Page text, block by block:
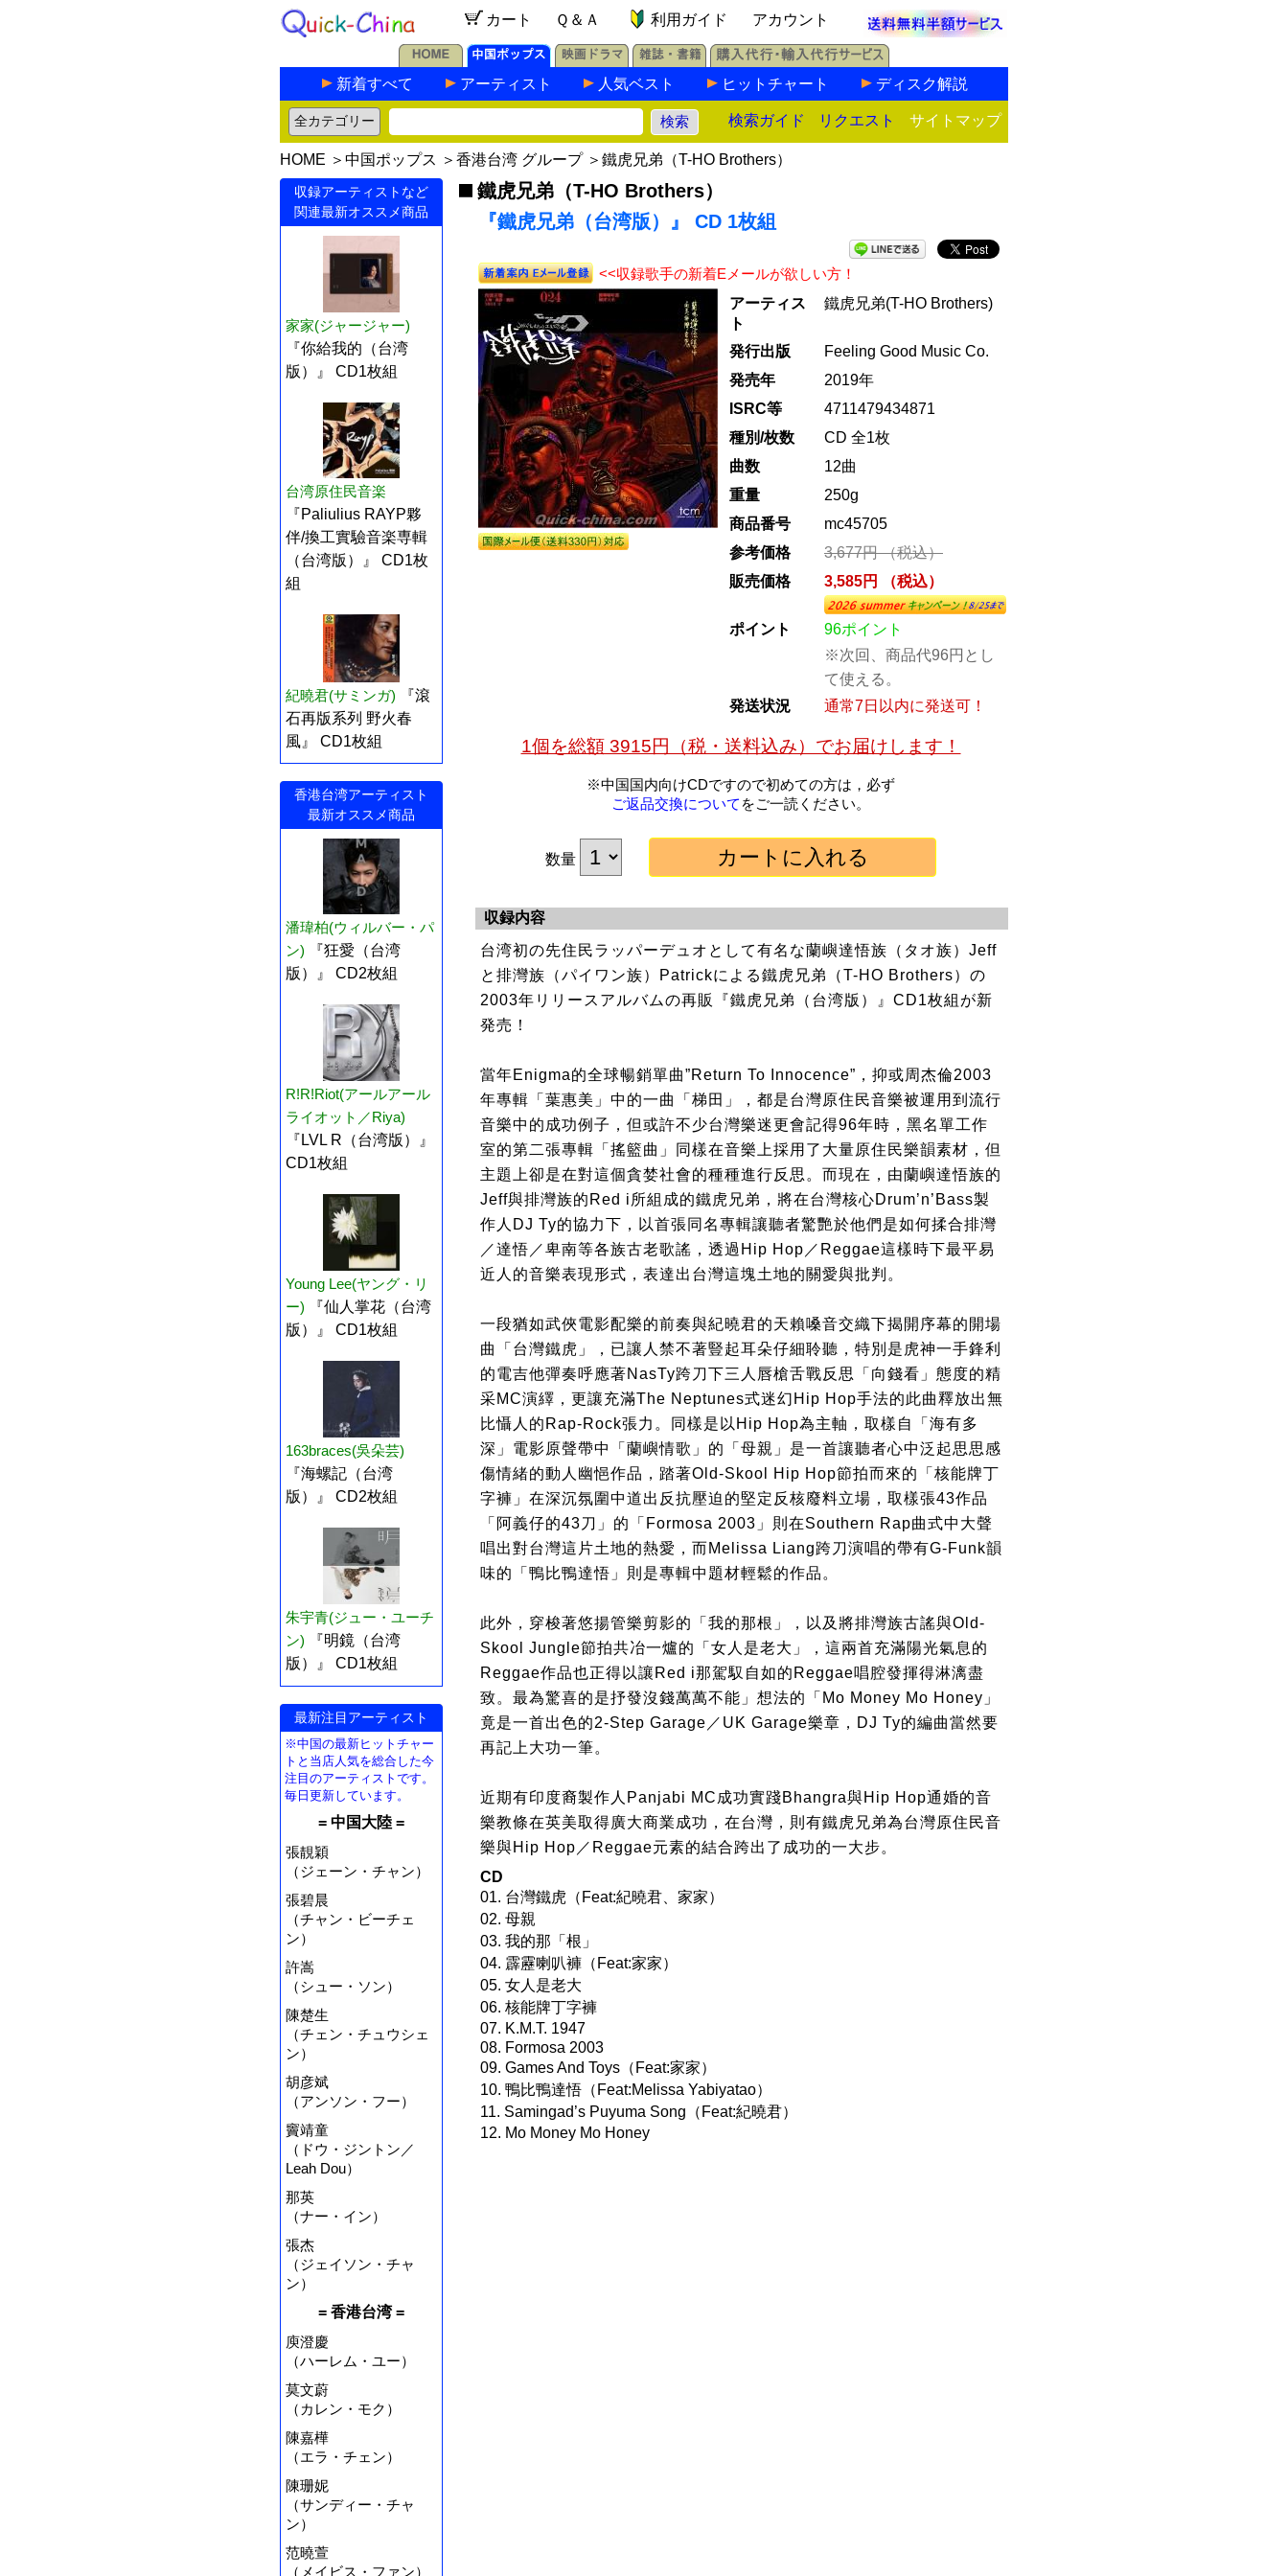
カート Ｑ＆Ａ 利用ガイド アカウント
新着すべて アーティスト 人気ベスト ヒットチャート ディスク解説
検索ガイド リクエスト サイトマップ
HOME ＞ 中国ポップス ＞ 香港台湾 グループ＞ 鐵虎兄弟（T-HO Brothers）
収録アーティストなど
関連最新オススメ商品
家家(ジャージャー)
『你給我的（台湾
版）』 CD1枚組
台湾原住民音楽
『Paliulius RAYP夥
伴/換工實驗音楽専輯
（台湾版）』 CD1枚
組
紀曉君(サミンガ)
『滾
石再版系列 野火春
風』 CD1枚組
香港台湾アーティスト
最新オススメ商品
潘瑋柏(ウィルバー・パ
ン)
『狂愛（台湾
版）』 CD2枚組
R!R!Riot(アールアール
ライオット／Riya)
『LVL R（台湾版）』
CD1枚組
Young Lee(ヤング・リ
ー)
『仙人掌花（台湾
版）』 CD1枚組
163braces(吳朵芸)
『海螺記（台湾
版）』 CD2枚組
朱宇青(ジュー・ユーチ
ン)
『明鏡（台湾
版）』 CD1枚組
最新注目アーティスト
※中国の最新ヒットチャー
トと当店人気を総合した今
注目のアーティストです。
毎日更新しています。
= 中国大陸 =
張靚穎
（ジェーン・チャン）
張碧晨
（チャン・ビーチェ
ン）
許嵩
（シュー・ソン）
陳楚生
（チェン・チュウシェ
ン）
胡彦斌
（アンソン・フー）
竇靖童
（ドウ・ジントン／
Leah Dou）
那英
（ナー・イン）
張杰
（ジェイソン・チャ
ン）
= 香港台湾 =
庾澄慶
（ハーレム・ユー）
莫文蔚
（カレン・モク）
陳嘉樺
（エラ・チェン）
陳珊妮
（サンディー・チャ
ン）
范曉萱
（メイビス・ファン）
鐵虎兄弟（T-HO Brothers）
『鐵虎兄弟（台湾版）』 CD 1枚組
<<収録歌手の新着Eメールが欲しい方！
アーティス
ト
鐵虎兄弟(T-HO Brothers)
発行出版
Feeling Good Music Co.
発売年
2019年
ISRC等
4711479434871
種別/枚数
CD 全1枚
曲数
12曲
重量
250g
商品番号
mc45705
参考価格
3,677円 （税込）
販売価格
3,585円 （税込）
ポイント
96ポイント
※次回、商品代96円とし
て使える。
発送状況
通常7日以内に発送可！
1個を総額 3915円（税・送料込み）でお届けします！
※中国国内向けCDですので初めての方は，必ず
ご返品交換について をご一読ください。
数量
収録内容
台湾初の先住民ラッパーデュオとして有名な蘭嶼達悟族（タオ族）Jeff
と排灣族（パイワン族）Patrickによる鐵虎兄弟（T-HO Brothers）の
2003年リリースアルバムの再販『鐵虎兄弟（台湾版）』CD1枚組が新
発売！
當年Enigma的全球暢銷單曲”Return To Innocence”，抑或周杰倫2003
年專輯「葉惠美」中的一曲「梯田」，都是台灣原住民音樂被運用到流行
音樂中的成功例子，但或許不少台灣樂迷更會記得96年時，黑名單工作
室的第二張專輯「搖籃曲」同樣在音樂上採用了大量原住民樂韻素材，但
主題上卻是在對這個貪婪社會的種種進行反思。而現在，由蘭嶼達悟族的
Jeff與排灣族的Red i所組成的鐵虎兄弟，將在台灣核心Drum’n’Bass製
作人DJ Ty的協力下，以首張同名專輯讓聽者驚艷於他們是如何揉合排灣
／達悟／卑南等各族古老歌謠，透過Hip Hop／Reggae這樣時下最平易
近人的音樂表現形式，表達出台灣這塊土地的關愛與批判。
一段猶如武俠電影配樂的前奏與紀曉君的天賴嗓音交織下揭開序幕的開場
曲「台灣鐵虎」，已讓人禁不著豎起耳朵仔細聆聽，特別是虎神一手鋒利
的電吉他彈奏呼應著NasTy跨刀下三人唇槍舌戰反思「向錢看」態度的精
采MC演繹，更讓充滿The Neptunes式迷幻Hip Hop手法的此曲釋放出無
比懾人的Rap-Rock張力。同樣是以Hip Hop為主軸，取樣自「海有多
深」電影原聲帶中「蘭嶼情歌」的「母親」是一首讓聽者心中泛起思思感
傷情緒的動人幽悒作品，踏著Old-Skool Hip Hop節拍而來的「核能牌丁
字褲」在深沉氛圍中道出反抗壓迫的堅定反核廢料立場，取樣張43作品
「阿義仔的43刀」的「Formosa 2003」則在Southern Rap曲式中大聲
唱出對台灣這片土地的熱愛，而Melissa Liang跨刀演唱的帶有G-Funk韻
味的「鴨比鴨達悟」則是專輯中題材輕鬆的作品。
此外，穿梭著悠揚管樂剪影的「我的那根」，以及將排灣族古謠與Old-
Skool Jungle節拍共冶一爐的「女人是老大」，這兩首充滿陽光氣息的
Reggae作品也正得以讓Red i那駕馭自如的Reggae唱腔發揮得淋漓盡
致。最為驚喜的是抒發沒錢萬萬不能」想法的「Mo Money Mo Honey」
竟是一首出色的2-Step Garage／UK Garage樂章，DJ Ty的編曲當然要
再記上大功一筆。
近期有印度裔製作人Panjabi MC成功實踐Bhangra與Hip Hop通婚的音
樂教條在英美取得廣大商業成功，在台灣，則有鐵虎兄弟為台灣原住民音
樂與Hip Hop／Reggae元素的結合跨出了成功的一大步。
CD
01. 台灣鐵虎（Feat:紀曉君、家家）
02. 母親
03. 我的那「根」
04. 霹靂喇叭褲（Feat:家家）
05. 女人是老大
06. 核能牌丁字褲
07. K.M.T. 1947
08. Formosa 2003
09. Games And Toys（Feat:家家）
10. 鴨比鴨達悟（Feat:Melissa Yabiyatao）
11. Samingad’s Puyuma Song（Feat:紀曉君）
12. Mo Money Mo Honey